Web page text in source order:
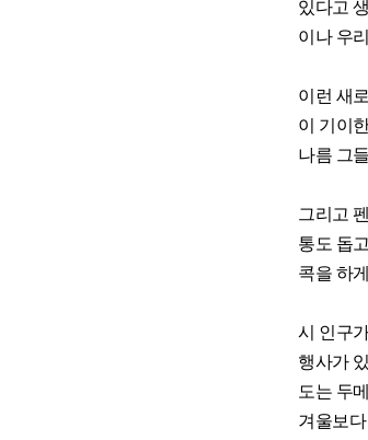
있다고
이나 우
이런 새
이 기이
나름 그
그리고
통도 돕
콕을 하
시 인구
행사가
도는 두
겨울보